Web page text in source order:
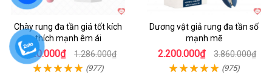
Chày rung đa tần giá tốt kích
thích mạnh êm ái
720.000₫ 1.286.000₫
(977)
Dương vật giả rung đa tần số
mạnh mẽ
2.200.000₫ 3.860.000₫
(975)